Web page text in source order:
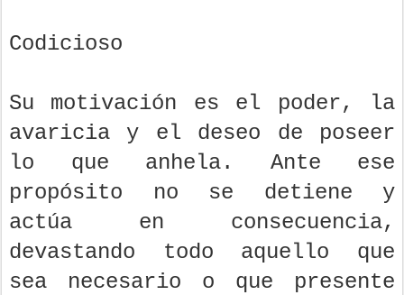
Codicioso
Su motivación es el poder, la
avaricia y el deseo de poseer
lo que anhela. Ante ese
propósito no se detiene y
actúa en consecuencia,
devastando todo aquello que
sea necesario o que presente